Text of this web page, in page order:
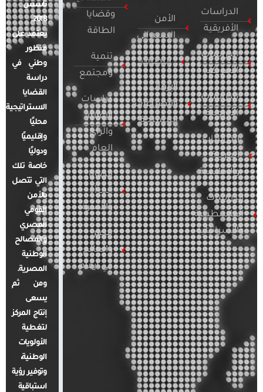
الدراسات
الأفريقية
الدراسات
الأمريكية
الدراسات
الأوروبية
الدراسات
العربية
والإقليمية
الدراسات
الفلسطينية
والإسرائيلية
الأمن
السيبراني
التطرف
الإرهاب
والصراعات
المسلحة
وقضايا
الطاقة
تنمية
ومجتمع
دراسات
الإعلام
والرأي
العام
قضايا
المرأة
والأسرة
مصر
والعالم
في أرقام
تأسس
2018.
يعتمد على
منظور
وطني في
دراسة
القضايا
الاستراتيجية
محليًا
وإقليميًا
ودوليًا
خاصة تلك
التي تتصل
بالأمن
القومي
المصري
والمصالح
الوطنية
المصرية.
ومن ثم
يسعى
إنتاج المركز
لتغطية
الأولويات
الوطنية،
وتوفير رؤية
استباقية